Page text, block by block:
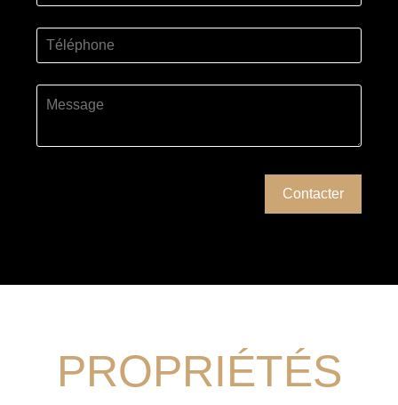
PROPRIÉTÉS